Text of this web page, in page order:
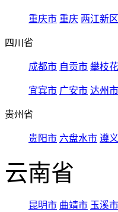
重庆市 重庆 两江新区
四川省
成都市 自贡市 攀枝
宜宾市 广安市 达州市
贵州省
贵阳市 六盘水市 遵
云南省
昆明市 曲靖市 玉溪市